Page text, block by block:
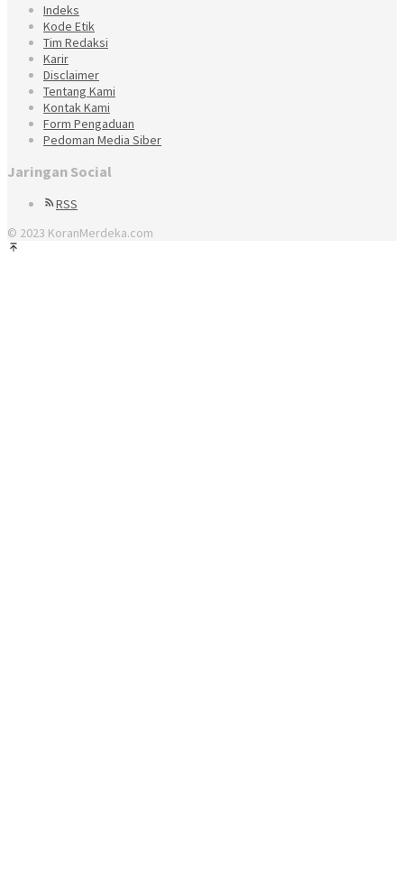
Indeks
Kode Etik
Tim Redaksi
Karir
Disclaimer
Tentang Kami
Kontak Kami
Form Pengaduan
Pedoman Media Siber
Jaringan Social
RSS
© 2023 KoranMerdeka.com